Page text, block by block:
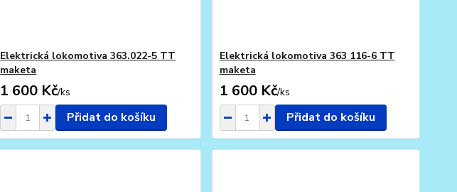
Elektrická lokomotiva 363.022-5 TT
maketa
1 600 Kč/ks
Přidat do košíku
Elektrická lokomotiva 363 116-6 TT
maketa
1 600 Kč/ks
Přidat do košíku